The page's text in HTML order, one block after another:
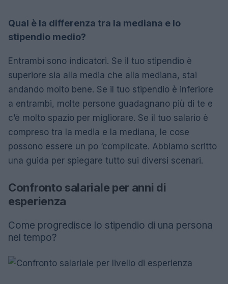
Qual è la differenza tra la mediana e lo
stipendio medio?
Entrambi sono indicatori. Se il tuo stipendio è
superiore sia alla media che alla mediana, stai
andando molto bene. Se il tuo stipendio è inferiore
a entrambi, molte persone guadagnano più di te e
c’è molto spazio per migliorare. Se il tuo salario è
compreso tra la media e la mediana, le cose
possono essere un po ‘complicate. Abbiamo scritto
una guida per spiegare tutto sui diversi scenari.
Confronto salariale per anni di
esperienza
Come progredisce lo stipendio di una persona
nel tempo?